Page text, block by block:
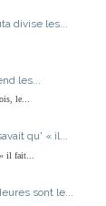
divise les...
les...
le...
qu' « il...
il fait...
sont le...